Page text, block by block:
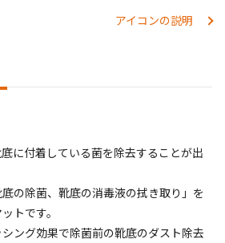
アイコンの説明
に付着している菌を除去することが出
底の除菌、靴底の消毒液の拭き取り」を
トです。
ング効果で除菌前の靴底のダスト除去